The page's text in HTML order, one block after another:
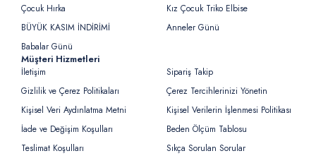
Çocuk Hırka
Kız Çocuk Triko Elbise
BÜYÜK KASIM İNDİRİMİ
Anneler Günü
Babalar Günü
Müşteri Hizmetleri
İletişim
Sipariş Takip
Gizlilik ve Çerez Politikaları
Çerez Tercihlerinizi Yönetin
Kişisel Veri Aydınlatma Metni
Kişisel Verilerin İşlenmesi Politikası
İade ve Değişim Koşulları
Beden Ölçüm Tablosu
Teslimat Koşulları
Sıkça Sorulan Sorular